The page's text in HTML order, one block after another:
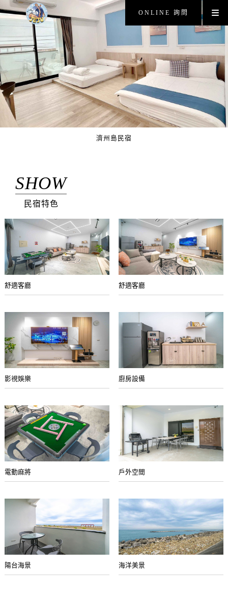
ONLINE 詢問
濟州島民宿
SHOW
民宿特色
舒適客廳 舒適客廳
影視娛樂 廚房設備
電動麻將 戶外空間
陽台海景 海洋美景